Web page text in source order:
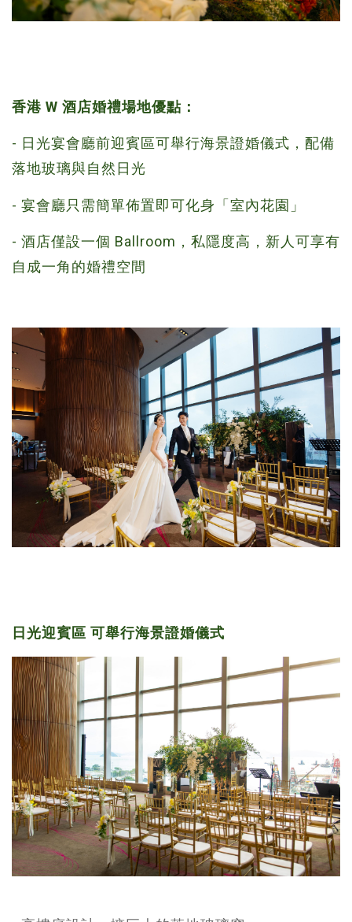
香港 W 酒店婚禮場地優點：
- 日光宴會廳前迎賓區可舉行海景證婚儀式，配備
落地玻璃與自然日光
- 宴會廳只需簡單佈置即可化身「室內花園」
- 酒店僅設一個 Ballroom，私隱度高， 新人可享有
自成一角的婚禮空間
日光迎賓區 可舉行海景證婚儀式